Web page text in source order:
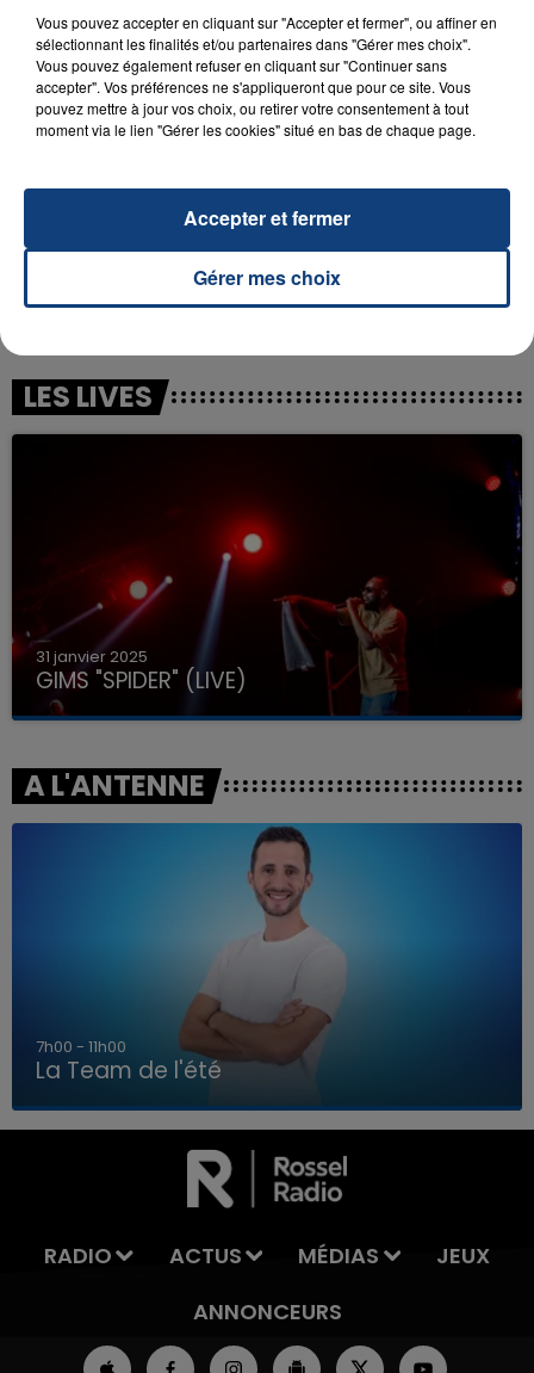
LA TEAM DE L'ÉTÉ
6h09
6h09 6h06
6h06
LES LIVES
31 janvier 2025
GIMS "SPIDER" (LIVE)
A L'ANTENNE
7h00 - 11h00
La Team de l'été
RADIO ACTUS MÉDIAS
JEUX
ANNONCEURS
Vous pouvez accepter en cliquant sur "Accepter et fermer", ou affiner en
sélectionnant les finalités et/ou partenaires dans "Gérer mes choix".
Vous pouvez également refuser en cliquant sur "Continuer sans
accepter". Vos préférences ne s'appliqueront que pour ce site. Vous
pouvez mettre à jour vos choix, ou retirer votre consentement à tout
moment via le lien "Gérer les cookies" situé en bas de chaque page.
Gérer mes choix
Accepter et fermer